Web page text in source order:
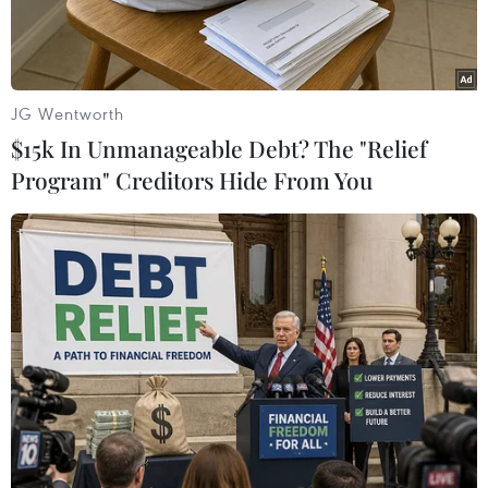
Trụ sở tập đoàn dầu khí Rosneft tại Moskva của Nga. (Ảnh:
AFP/TTXVN)
JG Wentworth
$15k In Unmanageable Debt? The "Relief
Program" Creditors Hide From You